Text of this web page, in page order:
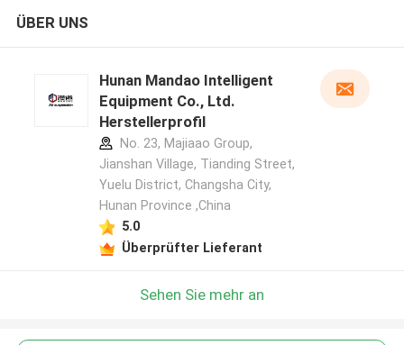
ÜBER UNS
Hunan Mandao Intelligent
Equipment Co., Ltd.
Herstellerprofil
No. 23, Majiaao Group,
Jianshan Village, Tianding Street,
Yuelu District, Changsha City,
Hunan Province ,China
5.0
Überprüfter Lieferant
Sehen Sie mehr an